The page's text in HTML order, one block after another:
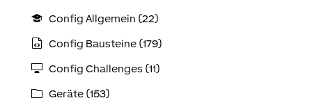
Config Allgemein (22)
Config Bausteine (179)
Config Challenges (11)
Geräte (153)